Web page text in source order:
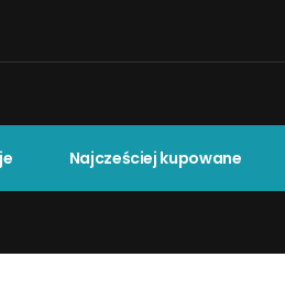
Najcześciej kupowane